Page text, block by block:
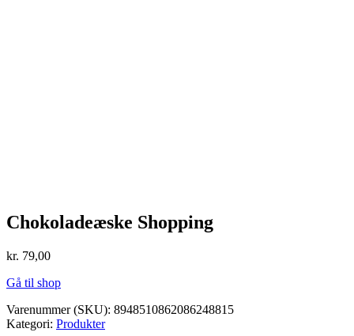
Chokoladeæske Shopping
kr. 79,00
Gå til shop
Varenummer (SKU): 8948510862086248815
Kategori: Produkter